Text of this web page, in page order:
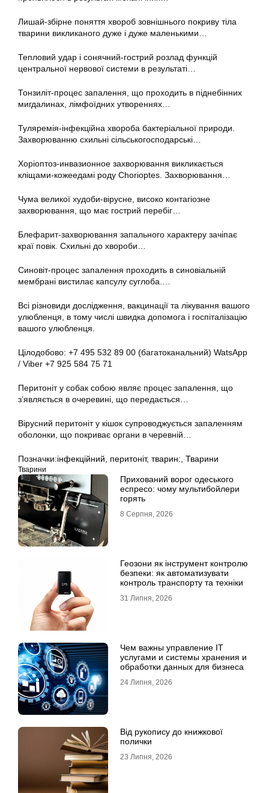
Лишай-збірне поняття хвороб зовнішнього покриву тіла
тварини викликаного дуже і дуже маленькими…
Тепловий удар і сонячний-гострий розлад функцій
центральної нервової системи в результаті…
Тонзиліт-процес запалення, що проходить в піднебінних
мигдалинах, лімфоїдних утвореннях…
Туляремія-інфекційна хвороба бактеріальної природи.
Захворюванню схильні сільськогосподарські…
Хоріоптоз-инвазионное захворювання викликається
кліщами-кожеедамі роду Chorioptes. Захворювання…
Чума великої худоби-вірусне, високо контагіозне
захворювання, що має гострий перебіг…
Блефарит-захворювання запального характеру зачіпає
краї повік. Схильні до хвороби…
Синовіт-процес запалення проходить в синовіальній
мембрані вистилає капсулу суглоба.…
Всі різновиди дослідження, вакцинації та лікування вашого
улюбленця, в тому числі швидка допомога і госпіталізацію
вашого улюбленця.
Цілодобово: +7 495 532 89 00 (багатоканальний) WatsApp
/ Viber +7 925 584 75 71
Перитоніт у собак собою являє процес запалення, що
з’являється в очеревині, що передається…
Вірусний перитоніт у кішок супроводжується запаленням
оболонки, що покриває органи в черевній…
Позначки:інфекційний перитоніт, тварин: Тварини
Тварини
Прихований ворог одеського
еспресо: чому мультибойлери
горять
8 Серпня, 2026
Геозони як інструмент контролю
безпеки: як автоматизувати
контроль транспорту та техніки
31 Липня, 2026
Чем важны управление IT
услугами и системы хранения и
обработки данных для бизнеса
24 Липня, 2026
Від рукопису до книжкової
полички
23 Липня, 2026